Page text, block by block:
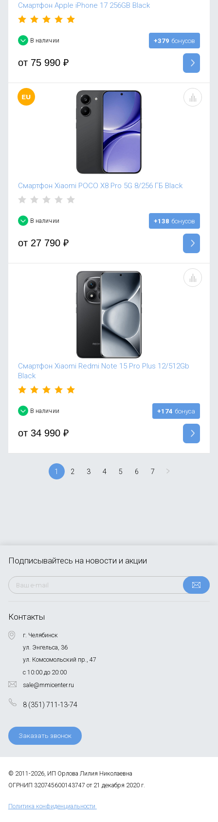
Смартфон Apple iPhone 17 256GB Black
В наличии +379 бонусов
от75 990 ₽
Смартфон Xiaomi POCO X8 Pro 5G 8/256 ГБ Black
В наличии +138 бонусов
от27 790 ₽
Смартфон Xiaomi Redmi Note 15 Pro Plus 12/512Gb
Black
В наличии +174 бонуса
от34 990 ₽
1 2 3 4 5 6 7
Контакты
г. Челябинск
ул. Энгельса, 36
ул. Комсомольский пр., 47
с 10:00 до 20:00
sale@mmicenter.ru
8 (351) 711-13-74
Заказать звонок
Подписывайтесь на новости и акции
© 2011-2026, ИП Орлова Лилия Николаевна
ОГРНИП 320745600143747 от 21 декабря 2020 г.
Политика конфиденциальности